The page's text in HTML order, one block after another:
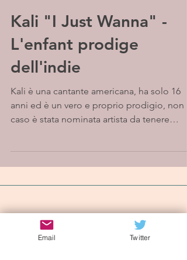
Kali "I Just Wanna" -
L'enfant prodige
dell'indie
Kali è una cantante americana, ha solo 16
anni ed è un vero e proprio prodigio, non a
caso è stata nominata artista da tenere
Iscriviti alla mailing list
Email Twitter